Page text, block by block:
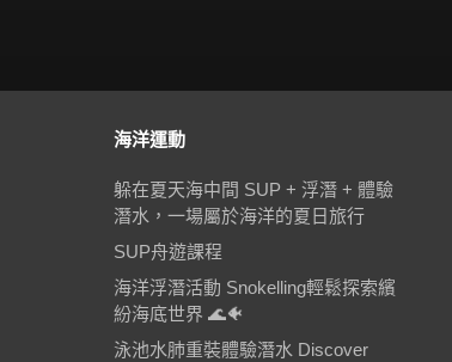
海洋運動
躲在夏天海中間 SUP + 浮潛 + 體驗
潛水，一場屬於海洋的夏日旅行
SUP舟遊課程
海洋浮潛活動 Snokelling輕鬆探索繽
紛海底世界 🌊🐠
泳池水肺重裝體驗潛水 Discover